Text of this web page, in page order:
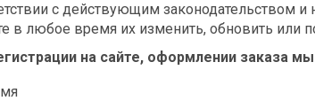
с действующим законодательством
в любое время их изменить, обновить или
на сайте, оформлении заказа